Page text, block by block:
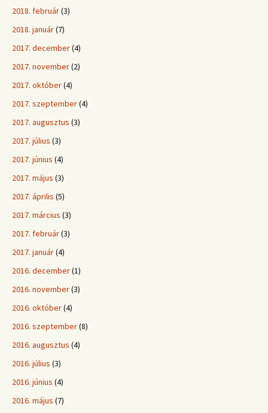
2018. február(3)
2018. január(7)
2017. december(4)
2017. november(2)
2017. október(4)
2017. szeptember(4)
2017. augusztus (3)
2017. július (3)
2017. június (4)
2017. május (3)
2017. április (5)
2017. március (3)
2017. február(3)
2017. január(4)
2016. december(1)
2016. november(3)
2016. október(4)
2016. szeptember(8)
2016. augusztus (4)
2016. július (3)
2016. június (4)
2016. május (7)